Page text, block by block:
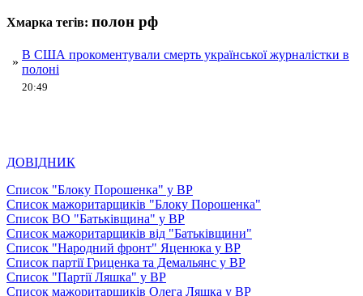
Хмарка тегів: полон рф
»
В США прокоментували смерть української журналістки в
полоні
20:49
ДОВІДНИК
Список "Блоку Порошенка" у ВР
Список мажоритарщиків "Блоку Порошенка"
Список ВО "Батьківщина" у ВР
Список мажоритарщиків від "Батьківщини"
Список "Народний фронт" Яценюка у ВР
Список партії Гриценка та Демальянс у ВР
Список "Партії Ляшка" у ВР
Список мажоритарщиків Олега Ляшка у ВР